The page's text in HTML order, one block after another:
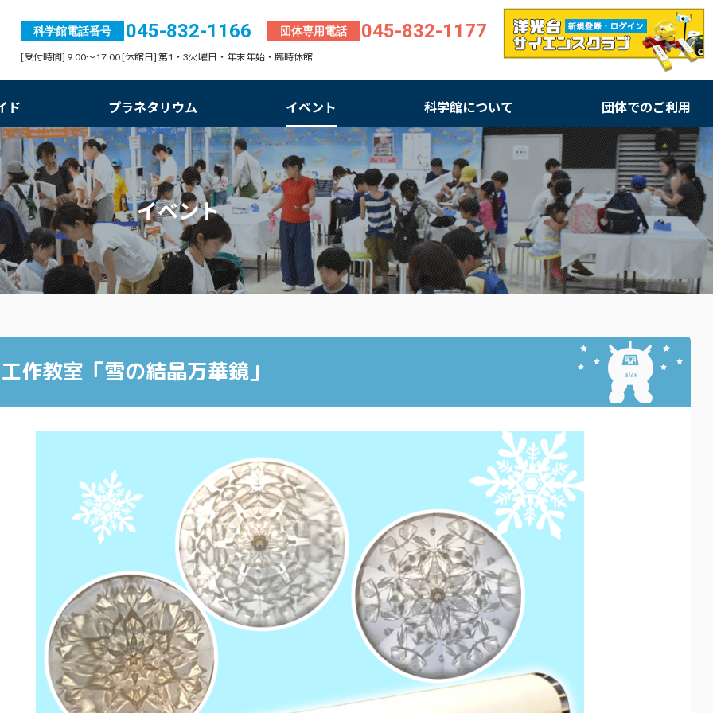
科学館電話番号 045-832-1166 団体専用電話 045-832-1177
[受付時間] 9:00～17:00 [休館日] 第1・3火曜日・年末年始・臨時休館
ド プラネタリウム イベント 科学館について 団体でのご利用
イベント
作教室「雪の結晶万華鏡」